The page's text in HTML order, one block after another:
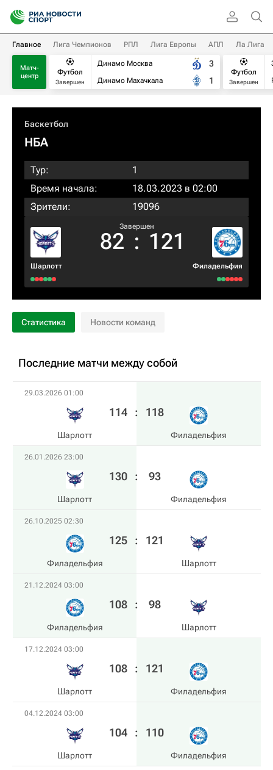
Главное Лига Чемпионов РПЛ Лига Европы АПЛ Ла Лига
Матч-
центр
Футбол
Завершен
Динамо Москва
Динамо Махачкала
3
1
Футбол
Завершен
Баскетбол
НБА
Тур:
1
Время начала:
18.03.2023 в 02:00
Зрители:
19096
Шарлотт
Завершен
82 : 121
Филадельфия
Статистика Новости команд
Последние матчи между собой
29.03.2026 01:00
Шарлотт
114 : 118
Филадельфия
26.01.2026 23:00
Шарлотт
130 : 93
Филадельфия
26.10.2025 02:30
Филадельфия
125 : 121
Шарлотт
21.12.2024 03:00
Филадельфия
108 : 98
Шарлотт
17.12.2024 03:00
Шарлотт
108 : 121
Филадельфия
04.12.2024 03:00
Шарлотт
104 : 110
Филадельфия